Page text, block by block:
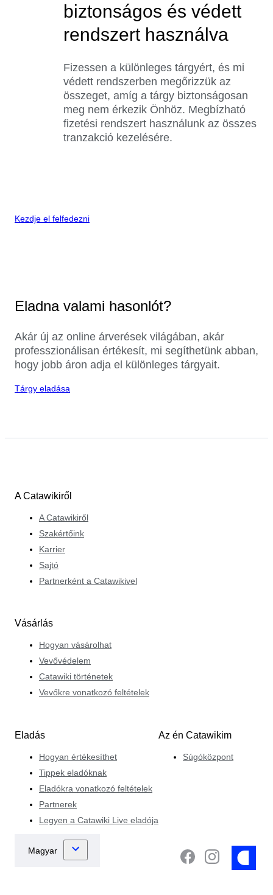
biztonságos és védett
rendszert használva
Fizessen a különleges tárgyért, és mi
védett rendszerben megőrizzük az
összeget, amíg a tárgy biztonságosan
meg nem érkezik Önhöz. Megbízható
fizetési rendszert használunk az összes
tranzakció kezelésére.
Kezdje el felfedezni
Eladna valami hasonlót?
Akár új az online árverések világában, akár
professzionálisan értékesít, mi segíthetünk abban,
hogy jobb áron adja el különleges tárgyait.
Tárgy eladása
A Catawikiről
A Catawikiről
Szakértőink
Karrier
Sajtó
Partnerként a Catawikivel
Vásárlás
Hogyan vásárolhat
Vevővédelem
Catawiki történetek
Vevőkre vonatkozó feltételek
Eladás
Hogyan értékesíthet
Tippek eladóknak
Eladókra vonatkozó feltételek
Partnerek
Legyen a Catawiki Live eladója
Az én Catawikim
Súgóközpont